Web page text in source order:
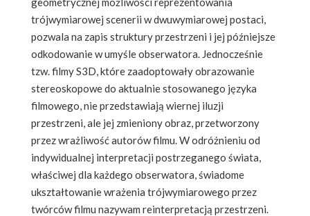
trójwymiarowej scenerii w dwuwymiarowej postaci,
pozwala na zapis struktury przestrzeni i jej późniejsze
odkodowanie w umyśle obserwatora. Jednocześnie
tzw. filmy S3D, które zaadoptowały obrazowanie
stereoskopowe do aktualnie stosowanego języka
filmowego, nie przedstawiają wiernej iluzji
przestrzeni, ale jej zmieniony obraz, przetworzony
przez wrażliwość autorów filmu. W odróżnieniu od
indywidualnej interpretacji postrzeganego świata,
właściwej dla każdego obserwatora, świadome
ukształtowanie wrażenia trójwymiarowego przez
twórców filmu nazywam reinterpretacją przestrzeni.